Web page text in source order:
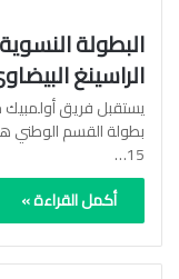
الراسينغ
يستقبل فريق
بطولة القسم الوطني
15…
أكمل القراءة »